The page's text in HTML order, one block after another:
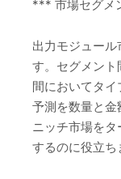
*** 市場セグメ
出力モジュー
す。セグメン
間においてタ
予測を数量と
ニッチ市場を
するのに役立ち